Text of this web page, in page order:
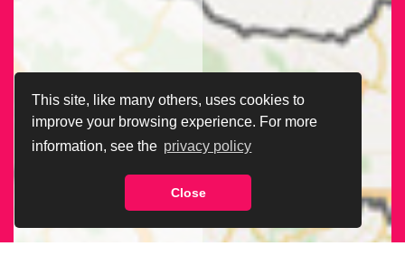
This site, like many others, uses cookies to
improve your browsing experience. For more
information, see the privacy policy
Close